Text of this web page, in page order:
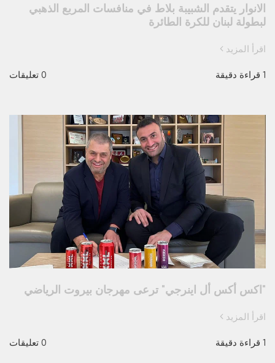
الانوار يتقدم الشبيبة بلاط في منافسات المربع الذهبي
لبطولة لبنان للكرة الطائرة
اقرأ المزيد
1 قراءة دقيقة 0 تعليقات
"اكس أكس أل اينرجي" ترعى مهرجان بيروت الرياضي
اقرأ المزيد
1 قراءة دقيقة 0 تعليقات